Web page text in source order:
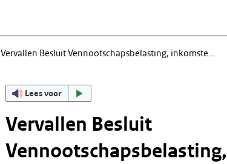
Vervallen Besluit Vennootschapsbelasting, inkomste…
Lees voor
Vervallen Besluit
Vennootschapsbelasting,